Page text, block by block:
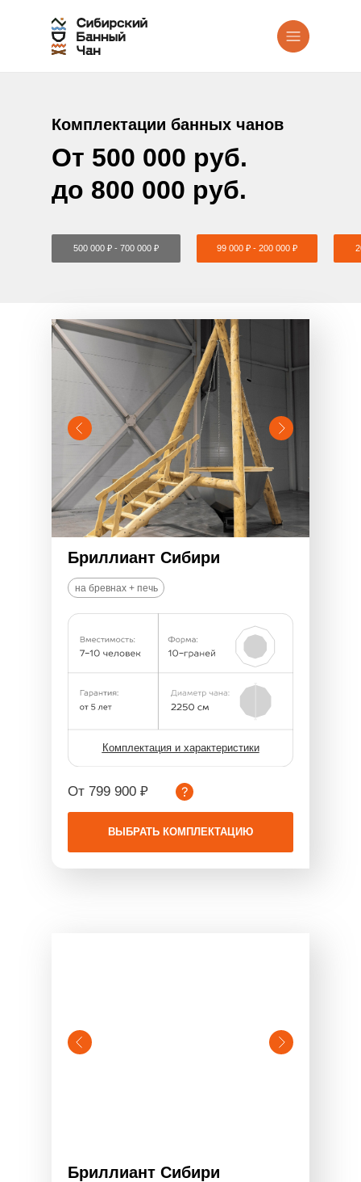
Комплектации банных чанов
От 500 000 руб.
до 800 000 руб.
99 000 ₽ - 200 000 ₽
500 000 ₽ - 700 000 ₽
Бриллиант Сибири
на бревнах + печь
От 799 900 ₽
ВЫБРАТЬ КОМПЛЕКТАЦИЮ
Комплектация и характеристики
Бриллиант Сибири